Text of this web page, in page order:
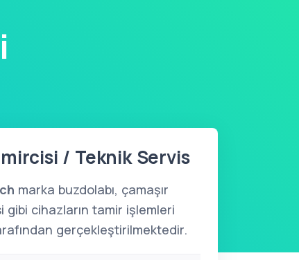
/ Teknik Servis
marka buzdolabı, çamaşır
gibi cihazların tamir işlemleri
gerçekleştirilmektedir.